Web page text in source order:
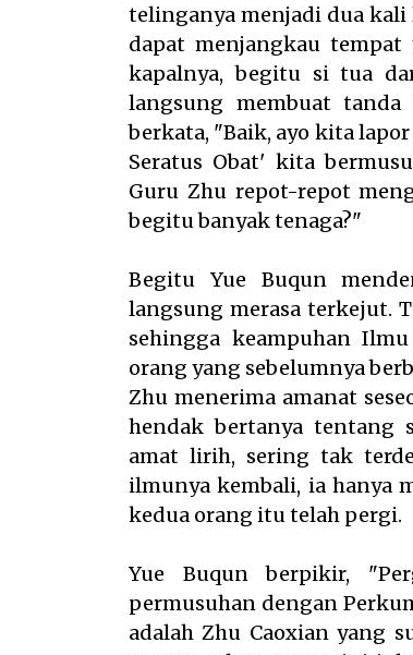
telinganya menjadi dua
dapat menjangkau
kapalnya, begitu si tua
langsung membuat
berkata, "Baik, ayo kita
Seratus Obat' kita
Guru Zhu repot-repot
begitu banyak tenaga?"
Begitu Yue Buqun
langsung merasa terkejut.
sehingga keampuhan
orang yang sebelumnya
Zhu menerima amanat
hendak bertanya tentang
amat lirih, sering tak
ilmunya kembali, ia hanya
kedua orang itu telah pergi.
Yue Buqun berpikir,
permusuhan dengan
adalah Zhu Caoxian yang